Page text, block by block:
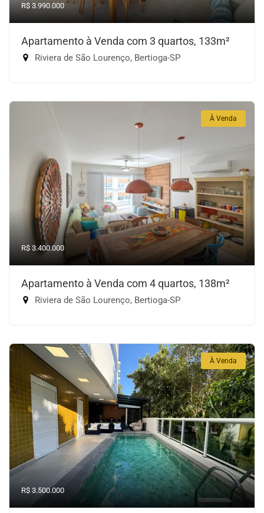
R$ 3.990.000
Apartamento à Venda com 3 quartos, 133m²
Riviera de São Lourenço, Bertioga-SP
À Venda
R$ 3.400.000
Apartamento à Venda com 4 quartos, 138m²
Riviera de São Lourenço, Bertioga-SP
À Venda
R$ 3.500.000